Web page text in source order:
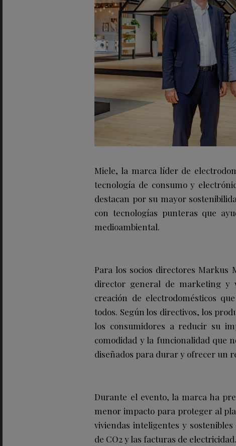
Miele, la marca líder de
tecnología de consumo y
destacan por su mayor
con tecnologías punteras que
medioambiental.
Para los socios directores
director general de marketing y
creación de electrodomésticos
todos. Según los directivos, los
los consumidores a reducir su
comodidad y la funcionalidad que
diseñados para durar y ofrecer un
Durante el evento, la marca ha
menor impacto para proteger al
viviendas inteligentes y
de CO2 y las facturas de electricidad.